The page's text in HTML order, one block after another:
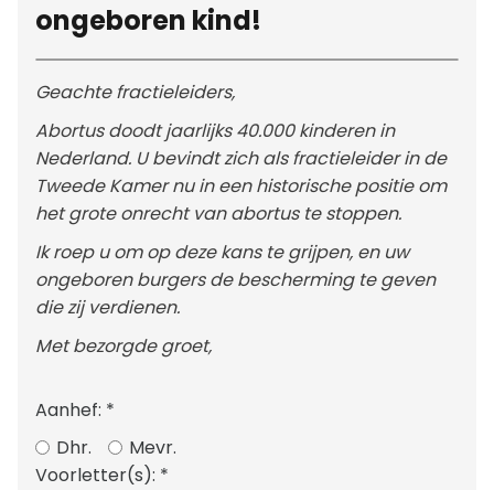
ongeboren kind!
Geachte fractieleiders,
Abortus doodt jaarlijks 40.000 kinderen in
Nederland. U bevindt zich als fractieleider in de
Tweede Kamer nu in een historische positie om
het grote onrecht van abortus te stoppen.
Ik roep u om op deze kans te grijpen, en uw
ongeboren burgers de bescherming te geven
die zij verdienen.
Met bezorgde groet,
Aanhef: *
Dhr.
Mevr.
Voorletter(s): *